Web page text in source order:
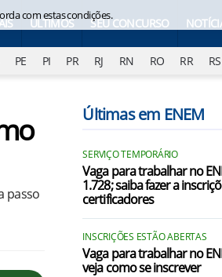
ÚLTIMOS SEU CONCURSO
PE PI PR RJ RN RO RR RS
passo
Últimas em ENEM
SERVIÇO TEMPORÁRIO
Vaga para trabalhar no
1.728; saiba fazer a
certificadores
INSCRIÇÕES ESTÃO ABERTAS
Vaga para trabalhar no
veja como se inscrever
com estas condições.